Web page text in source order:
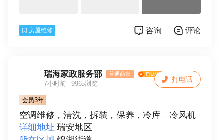
房屋维修 咨询 评论
瑞海家政服务部 普通商家
7小时前 9965浏览
会员3年
空调维修，清洗，拆装，保养，冷库，冷风机
详细地址 瑞安地区
打电话